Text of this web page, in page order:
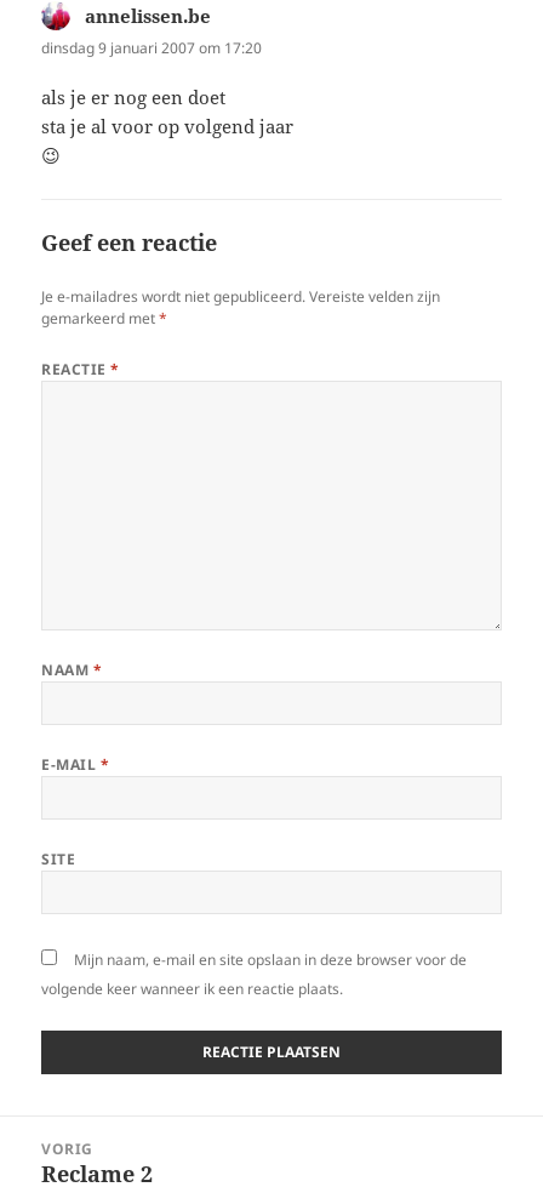
annelissen.be
dinsdag 9 januari 2007 om 17:20
als je er nog een doet
sta je al voor op volgend jaar
😉
Geef een reactie
Je e-mailadres wordt niet gepubliceerd. Vereiste velden zijn
gemarkeerd met*
REACTIE*
NAAM *
E-MAIL *
SITE
Mijn naam, e-mail en site opslaan in deze browser voor de
volgende keer wanneer ik een reactie plaats.
navigatie
VORIG
Vorig
Reclame 2